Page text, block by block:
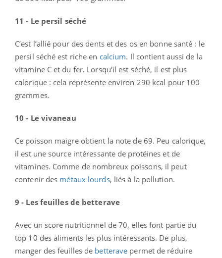
11 - Le persil séché
C’est l’allié pour des dents et des os en bonne santé : le
persil séché est riche en calcium. Il contient aussi de la
vitamine C et du fer. Lorsqu’il est séché, il est plus
calorique : cela représente environ 290 kcal pour 100
grammes.
10 - Le vivaneau
Ce poisson maigre obtient la note de 69. Peu calorique,
il est une source intéressante de protéines et de
vitamines. Comme de nombreux poissons, il peut
contenir des métaux lourds, liés à la pollution.
9 - Les feuilles de betterave
Avec un score nutritionnel de 70, elles font partie du
top 10 des aliments les plus intéressants. De plus,
manger des feuilles de betterave permet de réduire